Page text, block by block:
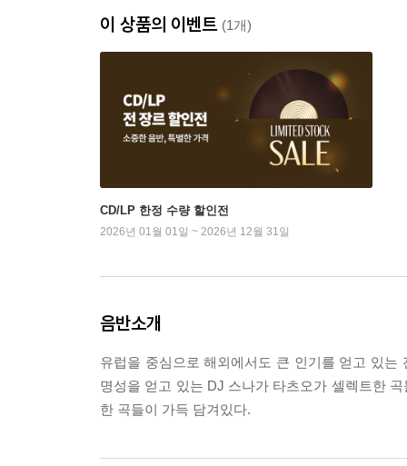
이 상품의 이벤트 (1개)
CD/LP 한정 수량 할인전
2026년 01월 01일 ~ 2026년 12월 31일
음반소개
유럽을 중심으로 해외에서도 큰 인기를 얻고 있는
명성을 얻고 있는 DJ 스나가 타츠오가 셀렉트한
한 곡들이 가득 담겨있다.